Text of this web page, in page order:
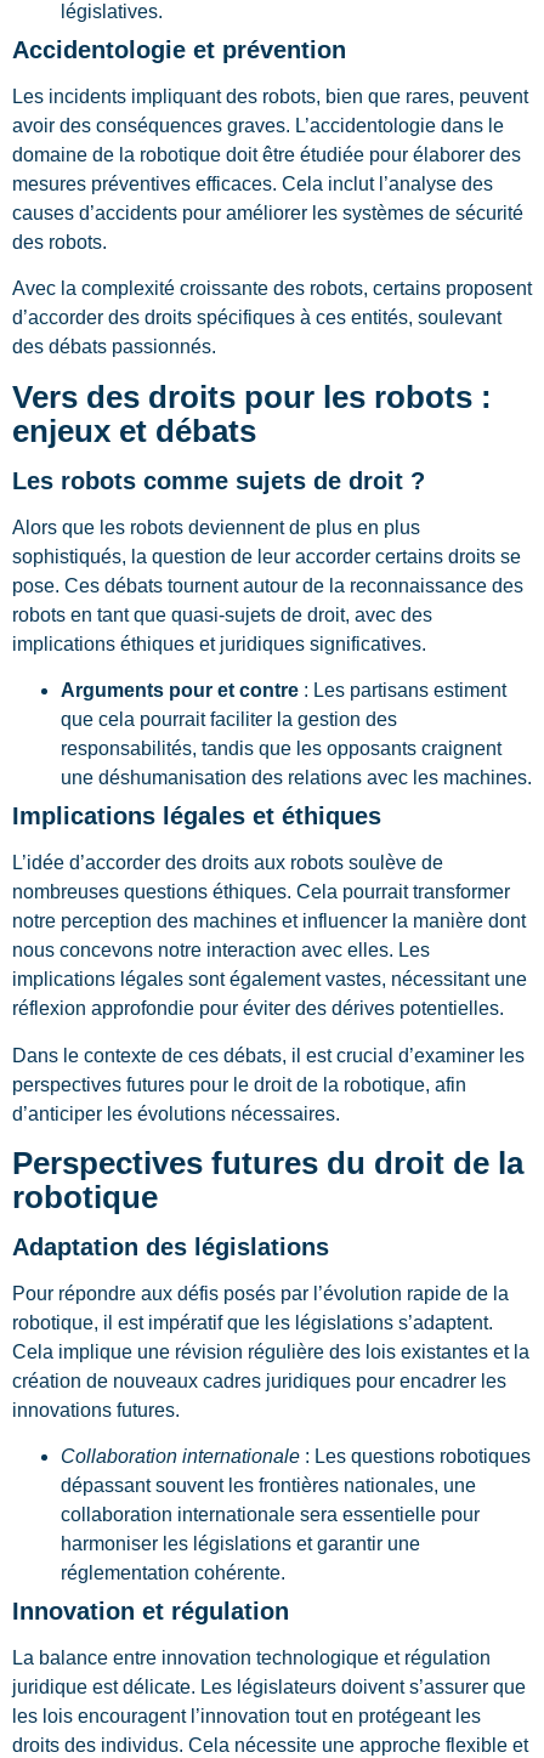
législatives.
Accidentologie et prévention
Les incidents impliquant des robots, bien que rares, peuvent
avoir des conséquences graves. L’accidentologie dans le
domaine de la robotique doit être étudiée pour élaborer des
mesures préventives efficaces. Cela inclut l’analyse des
causes d’accidents pour améliorer les systèmes de sécurité
des robots.
Avec la complexité croissante des robots, certains proposent
d’accorder des droits spécifiques à ces entités, soulevant
des débats passionnés.
Vers des droits pour les robots :
enjeux et débats
Les robots comme sujets de droit ?
Alors que les robots deviennent de plus en plus
sophistiqués, la question de leur accorder certains droits se
pose. Ces débats tournent autour de la reconnaissance des
robots en tant que quasi-sujets de droit, avec des
implications éthiques et juridiques significatives.
Arguments pour et contre : Les partisans estiment
que cela pourrait faciliter la gestion des
responsabilités, tandis que les opposants craignent
une déshumanisation des relations avec les machines.
Implications légales et éthiques
L’idée d’accorder des droits aux robots soulève de
nombreuses questions éthiques. Cela pourrait transformer
notre perception des machines et influencer la manière dont
nous concevons notre interaction avec elles. Les
implications légales sont également vastes, nécessitant une
réflexion approfondie pour éviter des dérives potentielles.
Dans le contexte de ces débats, il est crucial d’examiner les
perspectives futures pour le droit de la robotique, afin
d’anticiper les évolutions nécessaires.
Perspectives futures du droit de la
robotique
Adaptation des législations
Pour répondre aux défis posés par l’évolution rapide de la
robotique, il est impératif que les législations s’adaptent.
Cela implique une révision régulière des lois existantes et la
création de nouveaux cadres juridiques pour encadrer les
innovations futures.
Collaboration internationale : Les questions robotiques
dépassant souvent les frontières nationales, une
collaboration internationale sera essentielle pour
harmoniser les législations et garantir une
réglementation cohérente.
Innovation et régulation
La balance entre innovation technologique et régulation
juridique est délicate. Les législateurs doivent s’assurer que
les lois encouragent l’innovation tout en protégeant les
droits des individus. Cela nécessite une approche flexible et